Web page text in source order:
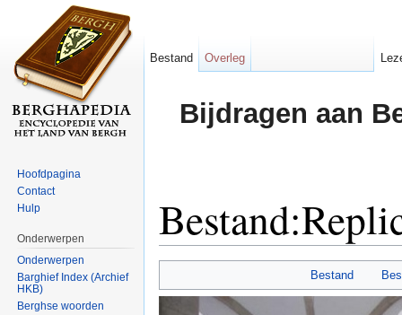
Bijdragen aan
Bestand
Bestand Overleg
Hoofdpagina
Contact
Hulp
Onderwerpen
Onderwerpen
Barghief Index (Archief
HKB)
Berghse woorden